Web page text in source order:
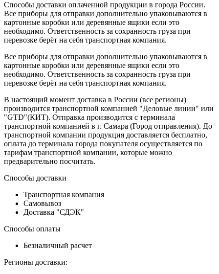
Способы доставки оплаченной продукции в города России.
Все приборы для отправки дополнительно упаковываются в
картонные коробки или деревянные ящики если это
необходимо. Ответственность за сохранность груза при
перевозке берёт на себя транспортная компания.
Все приборы для отправки дополнительно упаковываются в
картонные коробки или деревянные ящики если это
необходимо. Ответственность за сохранность груза при
перевозке берёт на себя транспортная компания.
В настоящий момент доставка в России (все регионы)
производится транспортной компанией "Деловые линии" или
"GTD"(КИТ). Отправка производится с терминала
транспортной компанией в г. Самара (Город отправления). До
транспортной компании продукция доставляется бесплатно,
оплата до терминала города покупателя осуществляется по
тарифам транспортной компании, которые можно
предварительно посчитать.
Способы доставки
Транспортная компания
Самовывоз
Доставка "СДЭК"
Способы оплаты
Безналичный расчет
Регионы доставки: